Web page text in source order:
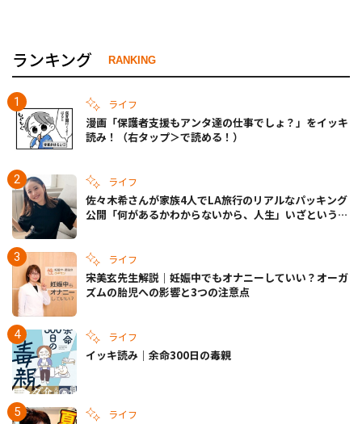
ランキング RANKING
ライフ
漫画「保護者支援もアンタ達の仕事でしょ？」をイッキ
読み！（右タップ＞で読める！）
ライフ
佐々木希さんが家族4人でLA旅行のリアルなパッキング
公開「何があるかわからないから、人生」いざというと
ライフ
宋美玄先生解説｜妊娠中でもオナニーしていい？オーガ
ズムの胎児への影響と3つの注意点
ライフ
イッキ読み｜余命300日の毒親
ライフ